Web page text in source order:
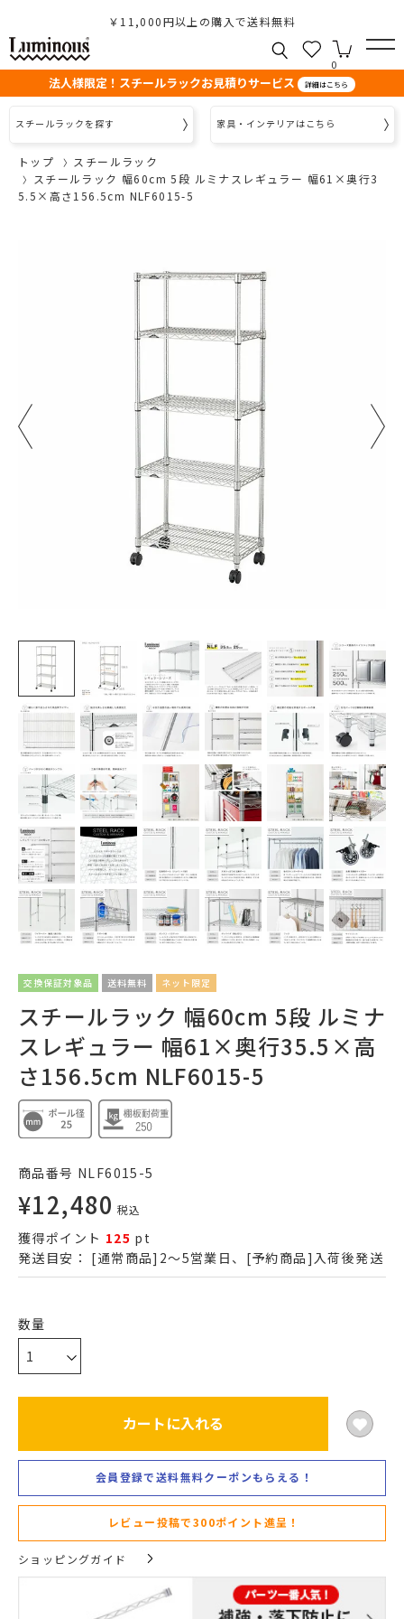
￥11,000円以上の購入で送料無料
0
法人様限定！スチールラックお見積りサービス 詳細はこちら
スチールラックを探す 家具・インテリアはこちら
トップ
スチールラック
スチールラック 幅60cm 5段 ルミナスレギュラー 幅61×奥行3
5.5×高さ156.5cm NLF6015-5
交換保証対象品 送料無料 ネット限定
スチールラック 幅60cm 5段 ルミナ
スレギュラー 幅61×奥行35.5×高
さ156.5cm NLF6015-5
商品番号 NLF6015-5
¥12,480 税込
獲得ポイント 125 pt
発送目安： [通常商品]2～5営業日、[予約商品]入荷後発送
カートに入れる
会員登録で送料無料クーポンもらえる！
レビュー投稿で300ポイント進呈！
ショッピングガイド